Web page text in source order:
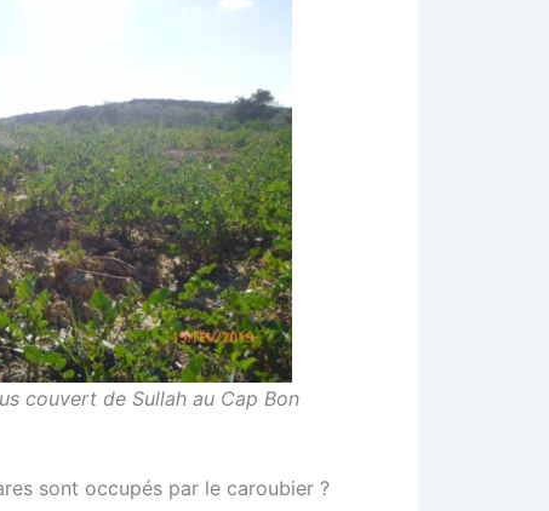
couvert de Sullah au Cap Bon
sont occupés par le caroubier ?